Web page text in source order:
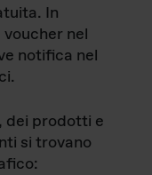
In
nel
notifica nel
, dei prodotti e
si trovano